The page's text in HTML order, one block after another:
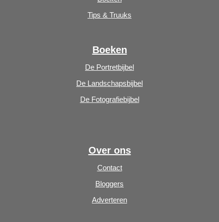
Tips & Truuks
Boeken
De Portretbijbel
De Landschapsbijbel
De Fotografiebijbel
Over ons
Contact
Bloggers
Adverteren